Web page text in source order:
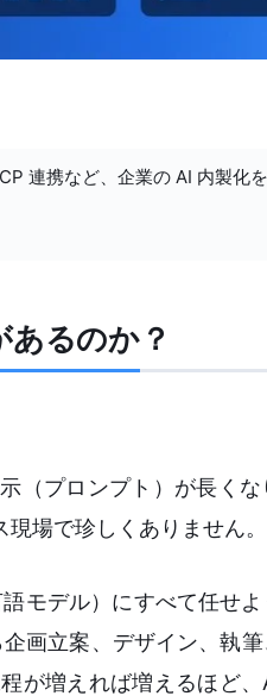
連携など、企業の AI 内製化
るのか？
（プロンプト）が長く
場で珍しくありません。
モデル）にすべて任せ
画立案、デザイン、執
が増えれば増えるほど